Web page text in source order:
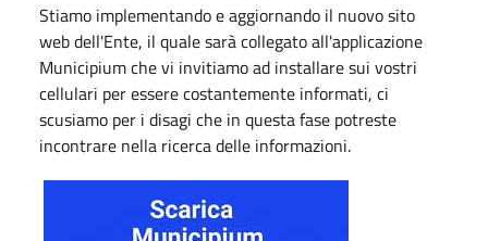
Stiamo implementando e aggiornando il nuovo sito
web dell'Ente, il quale sarà collegato all'applicazione
Municipium che vi invitiamo ad installare sui vostri
cellulari per essere costantemente informati, ci
scusiamo per i disagi che in questa fase potreste
incontrare nella ricerca delle informazioni.